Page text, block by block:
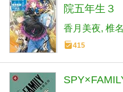
院五年生３
香月美夜 椎
415